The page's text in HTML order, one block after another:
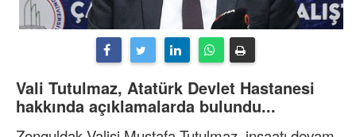
Vali Tutulmaz, Atatürk Devlet Hastanesi
hakkında açıklamalarda bulundu...